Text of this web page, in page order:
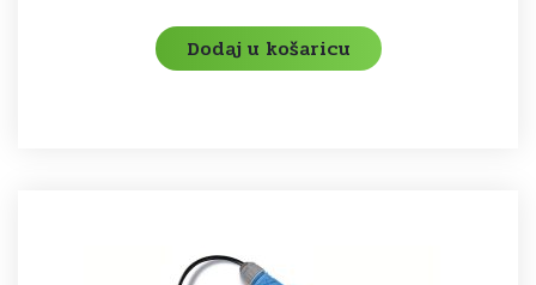
Dodaj u košaricu